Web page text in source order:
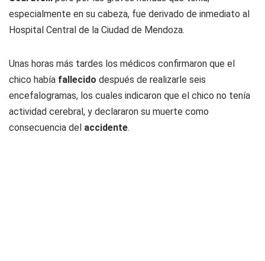
especialmente en su cabeza, fue derivado de inmediato al
Hospital Central de la Ciudad de Mendoza.
Unas horas más tardes los médicos confirmaron que el
chico había fallecido después de realizarle seis
encefalogramas, los cuales indicaron que el chico no tenía
actividad cerebral, y declararon su muerte como
consecuencia del accidente.